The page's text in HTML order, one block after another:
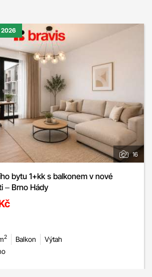
2026
16
bytu 1+kk s balkonem v nové
– Brno Hády
2 Balkon
Výtah